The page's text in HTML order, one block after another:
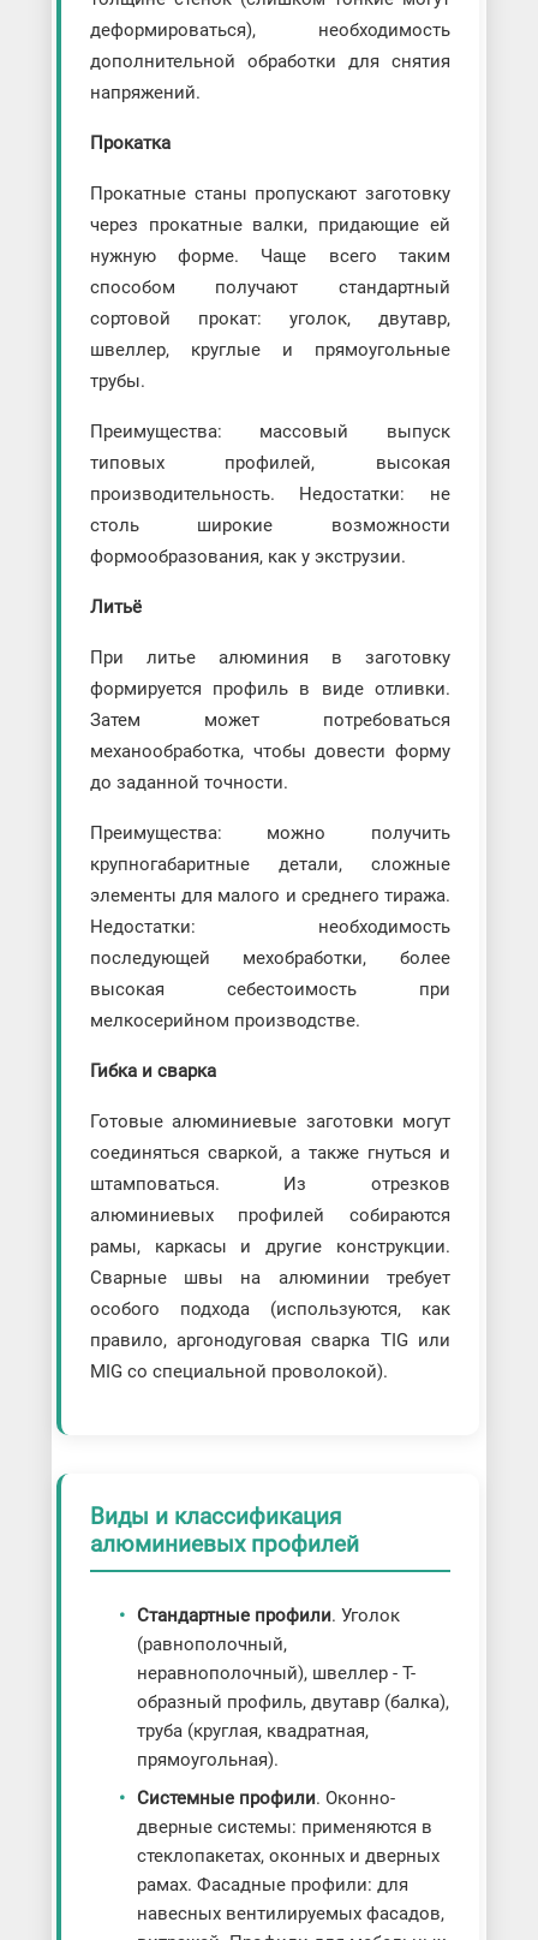
деформироваться), необходимость
дополнительной обработки для снятия
напряжений.
Прокатка
Прокатные станы пропускают заготовку
через прокатные валки, придающие ей
нужную форме. Чаще всего таким
способом получают стандартный
сортовой прокат: уголок, двутавр,
швеллер, круглые и прямоугольные
трубы.
Преимущества: массовый выпуск
типовых профилей, высокая
производительность. Недостатки: не
столь широкие возможности
формообразования, как у экструзии.
Литьё
При литье алюминия в заготовку
формируется профиль в виде отливки.
Затем может потребоваться
механообработка, чтобы довести форму
до заданной точности.
Преимущества: можно получить
крупногабаритные детали, сложные
элементы для малого и среднего тиража.
Недостатки: необходимость
последующей мехобработки, более
высокая себестоимость при
мелкосерийном производстве.
Гибка и сварка
Готовые алюминиевые заготовки могут
соединяться сваркой, а также гнуться и
штамповаться. Из отрезков
алюминиевых профилей собираются
рамы, каркасы и другие конструкции.
Сварные швы на алюминии требует
особого подхода (используются, как
правило, аргонодуговая сварка TIG или
MIG со специальной проволокой).
Виды и классификация
алюминиевых профилей
Стандартные профили. Уголок
(равнополочный,
неравнополочный), швеллер - Т-
образный профиль, двутавр (балка),
труба (круглая, квадратная,
прямоугольная).
Системные профили. Оконно-
дверные системы: применяются в
стеклопакетах, оконных и дверных
рамах. Фасадные профили: для
навесных вентилируемых фасадов,